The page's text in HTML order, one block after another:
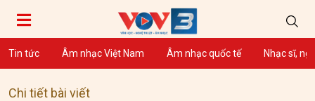
Tin tức Âm nhạc Việt Nam Âm nhạc quốc tế Nhạc sĩ,
Chi tiết bài viết